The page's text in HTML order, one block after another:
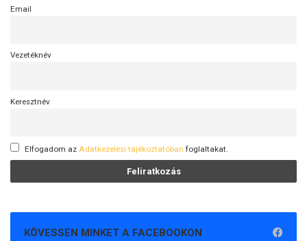
Email
Vezetéknév
Keresztnév
Elfogadom az Adatkezelési tájékoztatóban foglaltakat.
KÖVESSEN MINKET A FACEBOOKON